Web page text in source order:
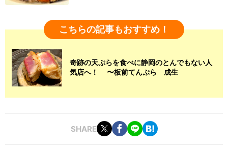
こちらの記事もおすすめ！
奇跡の天ぷらを食べに静岡のとんでもない人
気店へ！ 〜板前てんぷら 成生
SHARE